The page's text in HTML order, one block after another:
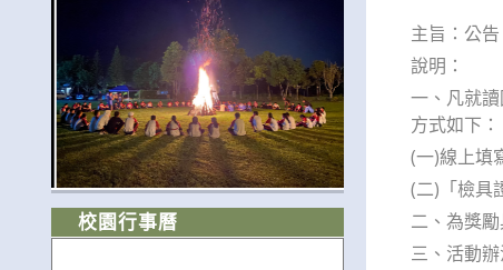
主旨：公
說明：
一、凡就
方式如下：
(一)線上填
(二)「檢具
二、為獎
三、活動
校園行事曆